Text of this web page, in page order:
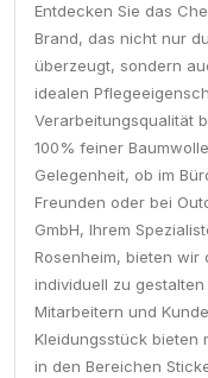
Entdecken Sie das
Brand, das nicht nur
überzeugt, sondern
idealen
Verarbeitungsqualität
100% feiner
Gelegenheit, ob im
Freunden oder bei
GmbH, Ihrem
Rosenheim, bieten wir
individuell zu
Mitarbeitern und
Kleidungsstück bieten
in den Bereichen